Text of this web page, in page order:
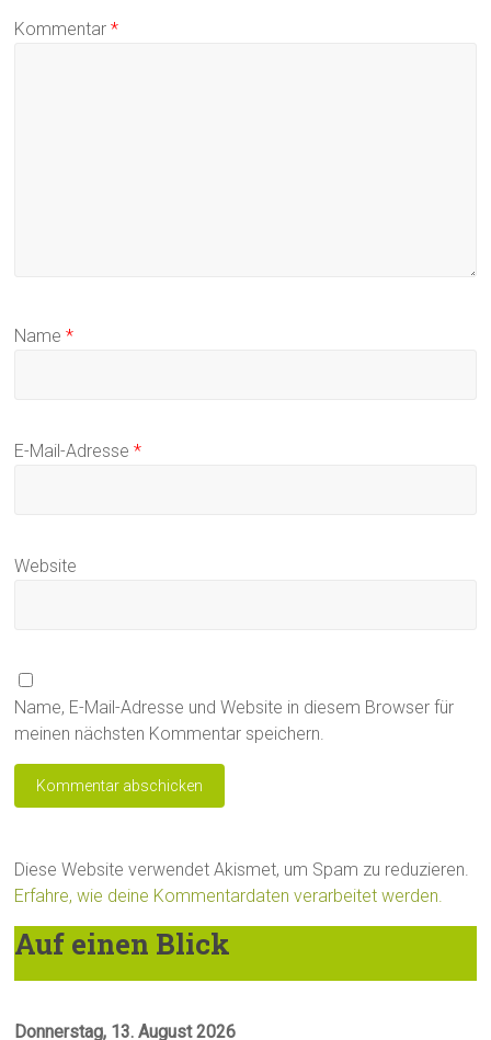
Kommentar*
Name*
E-Mail-Adresse*
Website
Name, E-Mail-Adresse und Website in diesem Browser für
meinen nächsten Kommentar speichern.
Diese Website verwendet Akismet, um Spam zu reduzieren.
Erfahre, wie deine Kommentardaten verarbeitet werden.
Auf einen Blick
Donnerstag, 13. August 2026